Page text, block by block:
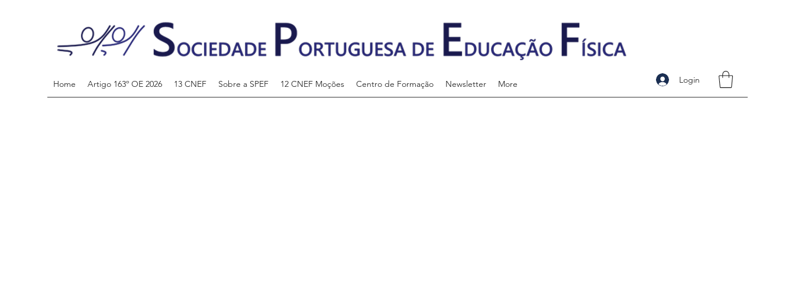
Home Artigo 163º OE 2026 13 CNEF Sobre a SPEF 12 CNEF Moções Centro de Formação Newsletter More Login